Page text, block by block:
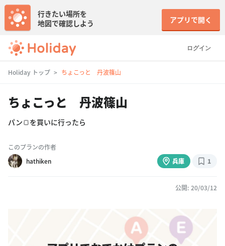
ログイン
行きたい場所を
地図で確認しよう
アプリで開く
Holiday トップ ちょこっと 丹波篠山
ちょこっと 丹波篠山
パン🍞を買いに行ったら
このプランの作者
hathiken
兵庫 1
公開: 20/03/12